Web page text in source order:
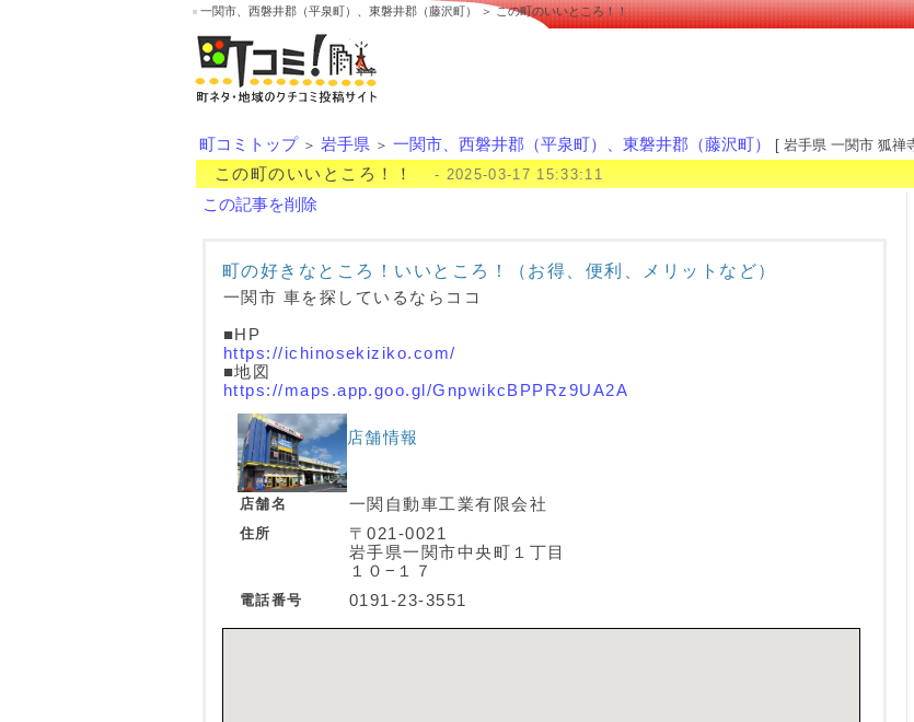
一関市、西磐井郡（平泉町）、東磐井郡（藤沢町） ＞ この町のいいところ！！
町コミトップ ＞ 岩手県 ＞ 一関市、西磐井郡（平泉町）、東磐井郡（藤沢町） [ 岩手県 一関市 狐禅
この町のいいところ！！ - 2025-03-17 15:33:11
この記事を削除
町の好きなところ！いいところ！（お得、便利、メリットなど）
一関市 車を探しているならココ
■HP
https://ichinosekiziko.com/
■地図
https://maps.app.goo.gl/GnpwikcBPPRz9UA2A
店舗情報
店舗名 一関自動車工業有限会社
住所
〒021-0021
岩手県一関市中央町１丁目
１０−１７
電話番号 0191-23-3551